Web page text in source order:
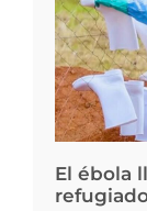
El ébola